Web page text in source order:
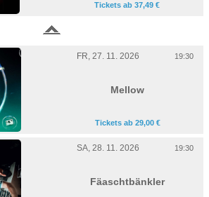
Tickets ab 37,49 €
FR, 27. 11. 2026 19:30
Mellow
Tickets ab 29,00 €
SA, 28. 11. 2026 19:30
Fäaschtbänkler